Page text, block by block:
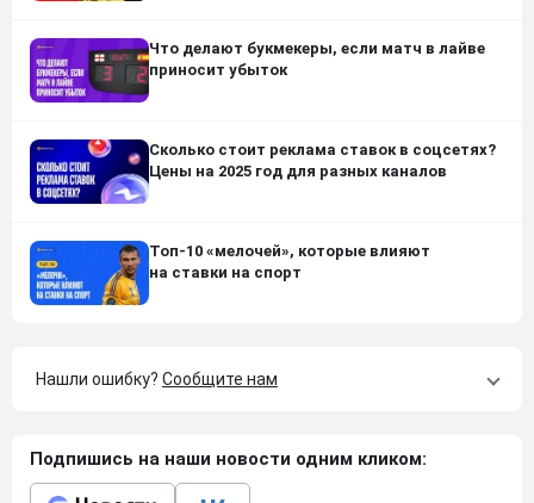
Что делают букмекеры, если матч в лайве
приносит убыток
Сколько стоит реклама ставок в соцсетях?
Цены на 2025 год для разных каналов
Топ-10 «мелочей», которые влияют
на ставки на спорт
Нашли ошибку? Сообщите нам
Подпишись на наши новости одним кликом: